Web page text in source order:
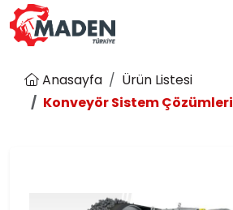
Anasayfa
Ürün Listesi
Konveyör Sistem Çözümleri